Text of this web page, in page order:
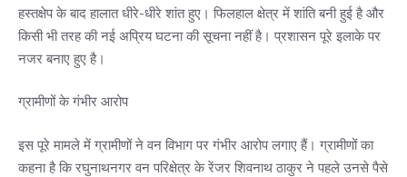
हस्तक्षेप के बाद हालात धीरे-धीरे शांत हुए। फिलहाल क्षेत्र में शांति बनी हुई है और
किसी भी तरह की नई अप्रिय घटना की सूचना नहीं है। प्रशासन पूरे इलाके पर
नजर बनाए हुए है।
ग्रामीणों के गंभीर आरोप
इस पूरे मामले में ग्रामीणों ने वन विभाग पर गंभीर आरोप लगाए हैं। ग्रामीणों का
कहना है कि रघुनाथनगर वन परिक्षेत्र के रेंजर शिवनाथ ठाकुर ने पहले उनसे पैसे